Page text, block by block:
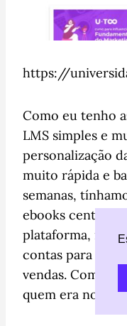
https://
Como eu tenho
LMS simples e
personalização
muito rápida e
semanas,
ebooks
plataforma, na
contas para
vendas. Com
quem era novo